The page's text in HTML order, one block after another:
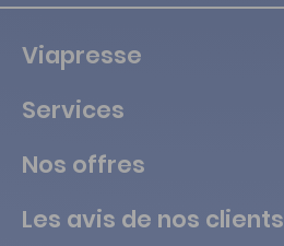
Viapresse
Services
Nos offres
Les avis de nos clients